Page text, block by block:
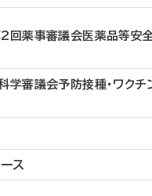
回薬事審議会医薬品等安
審議会予防接種・ワクチ
ス